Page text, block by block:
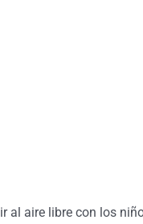
al aire libre con los